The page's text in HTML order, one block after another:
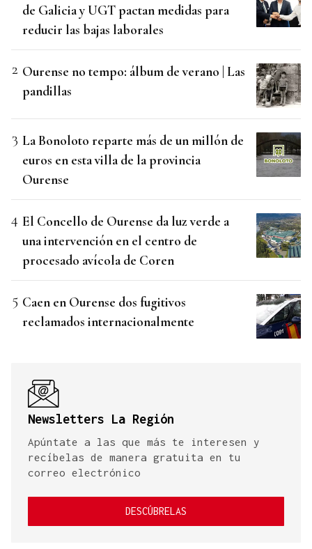
de Galicia y UGT pactan medidas para
reducir las bajas laborales
Ourense no tempo: álbum de verano | Las
pandillas
La Bonoloto reparte más de un millón de
euros en esta villa de la provincia
Ourense
El Concello de Ourense da luz verde a
una intervención en el centro de
procesado avícola de Coren
Caen en Ourense dos fugitivos
reclamados internacionalmente
Newsletters La Región
Apúntate a las que más te interesen y
recíbelas de manera gratuita en tu
correo electrónico
DESCÚBRELAS